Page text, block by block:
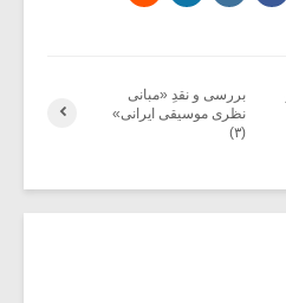
بررسی و نقدِ «مبانی
نظری موسیقی ایرانی»
(۳)